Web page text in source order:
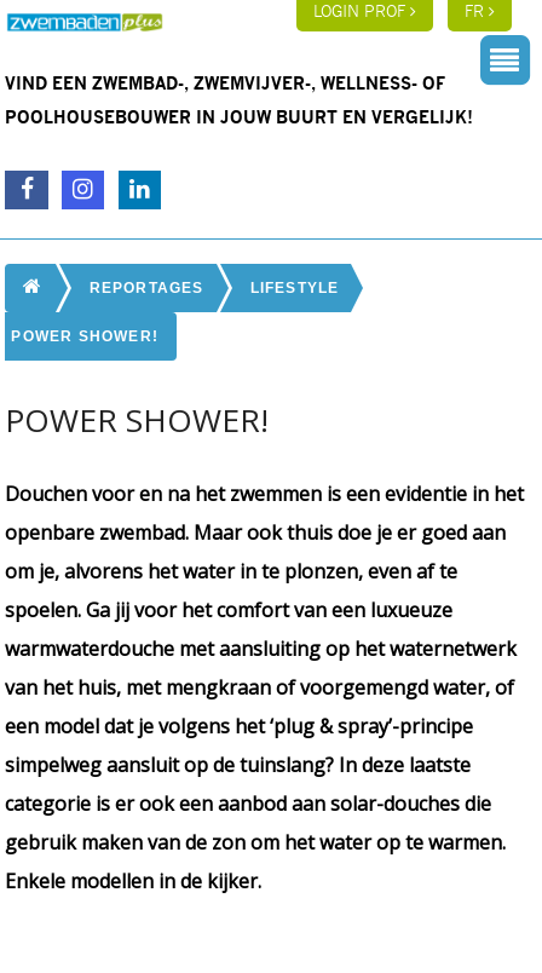
LOGIN PROF FR
VIND EEN ZWEMBAD-, ZWEMVIJVER-, WELLNESS- OF
POOLHOUSEBOUWER IN JOUW BUURT EN VERGELIJK!
REPORTAGES LIFESTYLE
POWER SHOWER!
POWER SHOWER!
Douchen voor en na het zwemmen is een evidentie in het
openbare zwembad. Maar ook thuis doe je er goed aan
om je, alvorens het water in te plonzen, even af te
spoelen. Ga jij voor het comfort van een luxueuze
warmwaterdouche met aansluiting op het waternetwerk
van het huis, met mengkraan of voorgemengd water, of
een model dat je volgens het ‘plug & spray’-principe
simpelweg aansluit op de tuinslang? In deze laatste
categorie is er ook een aanbod aan solar-douches die
gebruik maken van de zon om het water op te warmen.
Enkele modellen in de kijker.